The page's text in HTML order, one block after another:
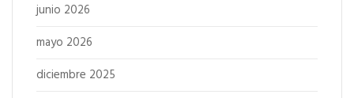
junio 2026
mayo 2026
diciembre 2025